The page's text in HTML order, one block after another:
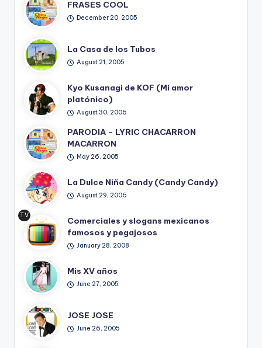
FRASES COOL
December 20, 2005
La Casa de los Tubos
August 21, 2005
Kyo Kusanagi de KOF (Mi amor
platónico)
August 30, 2006
PARODIA – LYRIC CHACARRON
MACARRON
May 26, 2005
La Dulce Niña Candy (Candy Candy)
August 29, 2006
TV
Ret
ro
Comerciales y slogans mexicanos
famosos y pegajosos
January 28, 2008
Mis XV años
June 27, 2005
JOSE JOSE
June 26, 2005